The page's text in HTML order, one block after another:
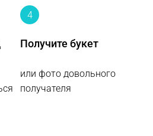
4
Получите букет
или фото довольного
получателя